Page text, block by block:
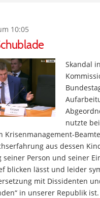
10:05
Skandal
nutzte
Krisenmanagement-
aus dessen
Person und seiner
blicken lässt und leider
mit Dissidenten
in unserer Republik